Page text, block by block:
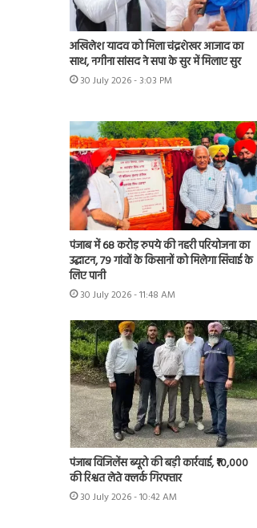
अखिलेश यादव को मिला चंद्रशेखर आजाद का
साथ, नगीना सांसद ने सपा के सुर में मिलाए सुर
30 July 2026 - 3:03 PM
पंजाब में 68 करोड़ रुपये की नहरी परियोजना का
उद्घाटन, 79 गांवों के किसानों को मिलेगा सिंचाई के
लिए पानी
30 July 2026 - 11:48 AM
पंजाब विजिलेंस ब्यूरो की बड़ी कार्रवाई, ₹10,000
की रिश्वत लेते क्लर्क गिरफ्तार
30 July 2026 - 10:42 AM